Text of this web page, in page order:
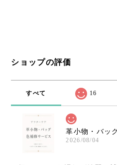
ショップの評価
すべて 16
革小物・バッ
2026/08/04